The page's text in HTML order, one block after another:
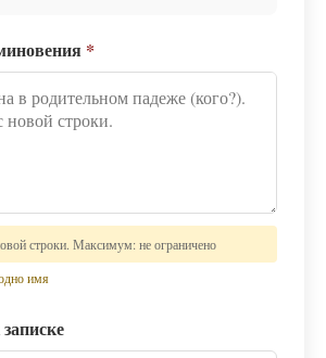
*
строки. Максимум: не ограничено
имя